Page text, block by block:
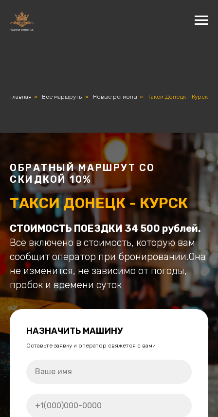
Главная » Все маршруты » Новые регионы » Такси Донецк - Курск
ОБРАТНЫЙ МАРШРУТ СО
СКИДКОЙ 10%
ТАКСИ ДОНЕЦК - КУРСК
СТОИМОСТЬ ПОЕЗДКИ 34 500 рублей.
Всё включено в стоимость, которую вам
сообщит оператор при бронировании.Она
не изменится, не зависимо от погоды,
пробок и времени суток
НАЗНАЧИТЬ МАШИНУ
Оставьте заявку и оператор свяжется с вами